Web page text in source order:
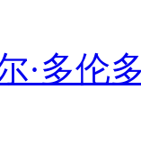
·多伦